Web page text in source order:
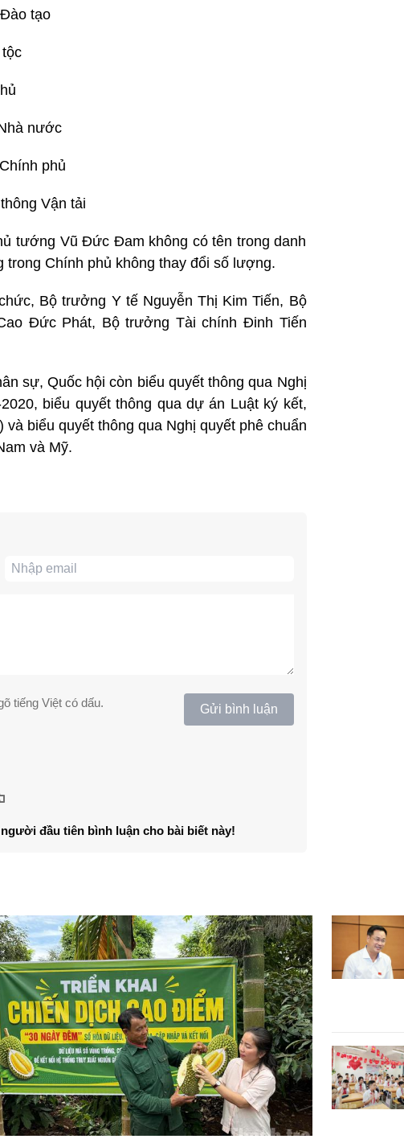
tạo
nước
phủ
Vận tải
tướng Vũ Đức Đam không có tên trong danh
Chính phủ không thay đổi số lượng.
Bộ trưởng Y tế Nguyễn Thị Kim Tiến, Bộ
Đức Phát, Bộ trưởng Tài chính Đinh Tiến
sự, Quốc hội còn biểu quyết thông qua Nghị
biểu quyết thông qua dự án Luật ký kết,
biểu quyết thông qua Nghị quyết phê chuẩn
và Mỹ.
tiếng Việt có dấu. Gửi bình luận
đầu tiên bình luận cho bài biết này!